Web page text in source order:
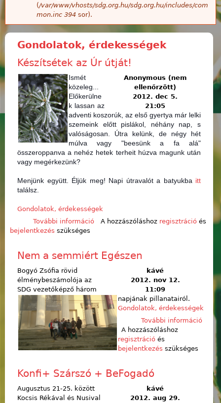
(/var/www/vhosts/sdg.org.hu/sdg.org.hu/includes/com
mon.inc 394 sor).
Gondolatok, érdekességek
Készítsétek az Úr útját!
Anonymous (nem
ellenőrzött)
2012. dec 5.
21:05
Ismét
közeleg...
Előkerülne
k lassan az
adventi koszorúk, az első gyertya már lelki
szemeink előtt pislákol, néhány nap, s
valóságosan. Útra kelünk, de négy hét
múlva vagy "beesünk a fa alá"
összeroppanva a nehéz hetek terheit húzva magunk után
vagy megérkezünk?
Menjünk együtt. Éljük meg! Napi útravalót a batyukba itt
találsz.
Gondolatok, érdekességek
További információKészítsétek az Úr útját! tartalommal
A hozzászóláshoz regisztrációés
bejelentkezés szükséges
Nem a semmiért Egészen
kávé
2012. nov 12.
11:09
Bogyó Zsófia rövid
élménybeszámolója az
SDG vezetőképző három
napjának pillanatairól.
Gondolatok, érdekességek
További információNem
A hozzászóláshoz
regisztráció és
bejelentkezés szükséges
Konfi+ Szárszó + BeFogadó
kávé
2012. aug 29.
Augusztus 21-25. között
Kocsis Rékával és Nusival